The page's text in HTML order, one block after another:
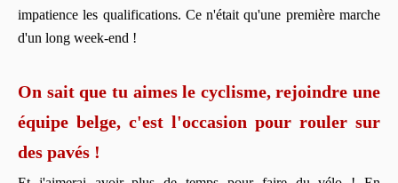
impatience les qualifications. Ce n'était qu'une première marche
d'un long week-end !
On sait que tu aimes le cyclisme, rejoindre une
équipe belge, c'est l'occasion pour rouler sur
des pavés !